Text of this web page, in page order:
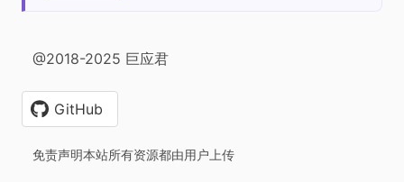
@2018-2025 巨应君
GitHub
免责声明本站所有资源都由用户上传